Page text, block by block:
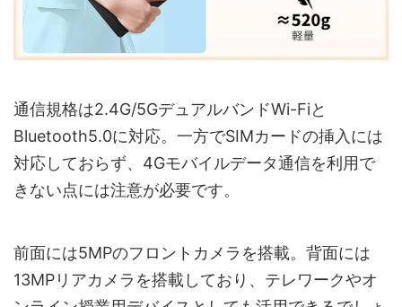
通信規格は2.4G/5GデュアルバンドWi-Fiと
Bluetooth5.0に対応。一方でSIMカードの挿入には
対応しておらず、4Gモバイルデータ通信を利用で
きない点には注意が必要です。
前面には5MPのフロントカメラを搭載。背面には
13MPリアカメラを搭載しており、テレワークやオ